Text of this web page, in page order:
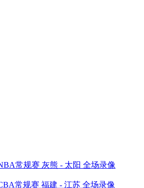
常规赛 灰熊 - 太阳 全场录像
常规赛 福建 - 江苏 全场录像